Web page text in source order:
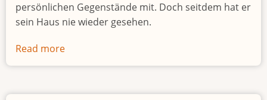
persönlichen Gegenstände mit. Doch seitdem hat er
sein Haus nie wieder gesehen.
Read more
«Wegen
Kriegs